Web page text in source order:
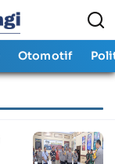
Otomotif